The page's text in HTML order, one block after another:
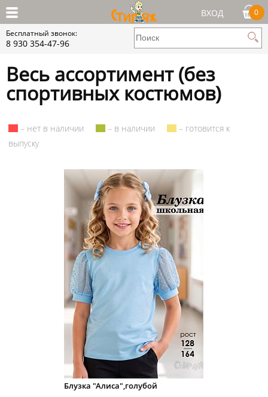
ВХОД 0
Бесплатный звонок:
8 930 354-47-96
Весь ассортимент (без
спортивных костюмов)
– нет в наличии – в наличии
– готовится к
выпуску
Блузка "Алиса",голубой